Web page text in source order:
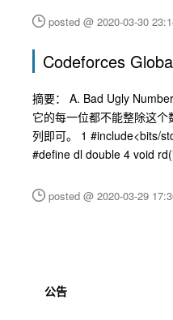
posted @ 2020-03-30
Codeforces
摘要： A. Bad Ugly
它的每一位都不能整除这
列即可。 1 #include<bits/
#define dl double 4 void
posted @ 2020-03-29
公告